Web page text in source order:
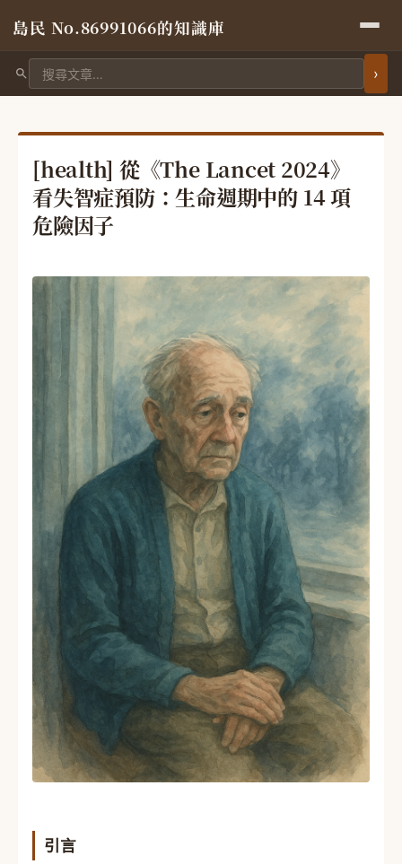
島民 No.86991066的知識庫
搜尋文章
[health] 從《The Lancet 2024》
看失智症預防：生命週期中的 14 項
危險因子
引言